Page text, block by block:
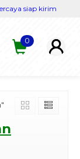
siap kirim
0